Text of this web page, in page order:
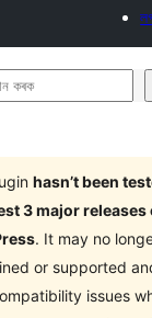
hasn’t been
3 major releases
. It may no
or supported
issues